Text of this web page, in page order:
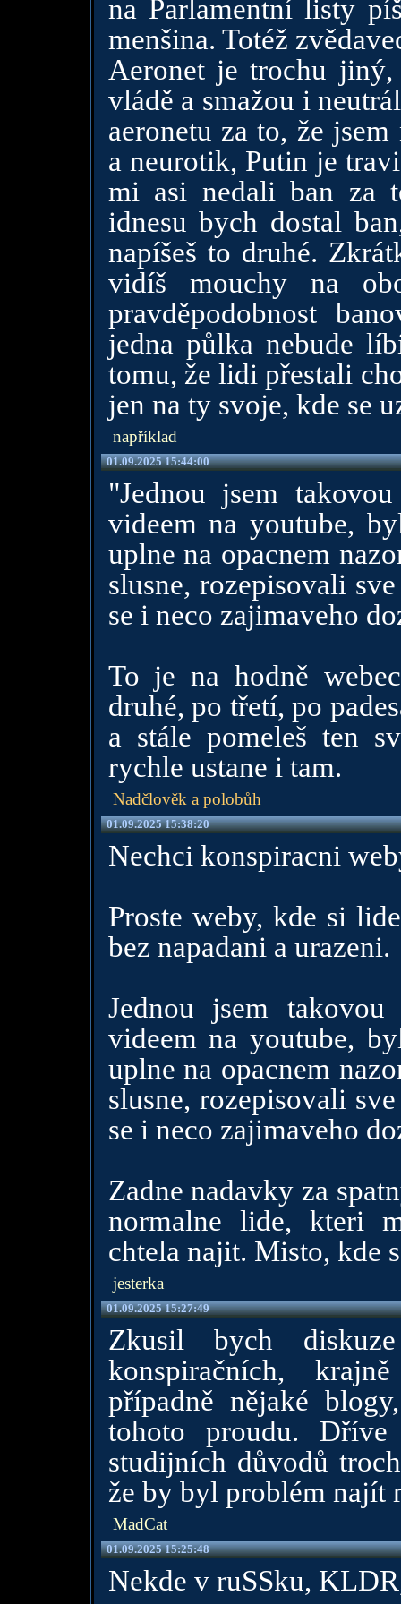
na Parlamentní listy
menšina. Totéž
Aeronet je trochu
vládě a smažou i
aeronetu za to, že
a neurotik, Putin je
mi asi nedali ban za
idnesu bych dostal
napíšeš to druhé.
vidíš mouchy na
pravděpodobnost
jedna půlka nebude
tomu, že lidi přestali
jen na ty svoje, kde se
například
01.09.2025 15:44:00
"Jednou jsem
videem na youtube,
uplne na opacnem
slusne, rozepisovali
se i neco zajimaveho
To je na hodně
druhé, po třetí, po
a stále pomeleš ten
rychle ustane i tam.
Nadčlověk a polobůh
01.09.2025 15:38:20
Nechci konspiracni
Proste weby, kde si
bez napadani a urazeni.
Jednou jsem
videem na youtube,
uplne na opacnem
slusne, rozepisovali
se i neco zajimaveho
Zadne nadavky za
normalne lide, kteri
chtela najit. Misto, kde
jesterka
01.09.2025 15:27:49
Zkusil bych
konspiračních,
případně nějaké
tohoto proudu.
studijních důvodů
že by byl problém najít
MadCat
01.09.2025 15:25:48
Nekde v ruSSku,